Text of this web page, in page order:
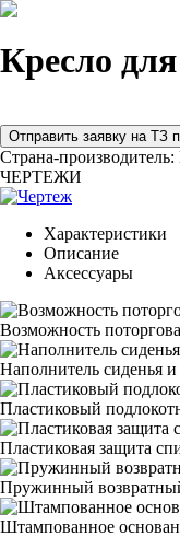
Кресло
Страна-производитель:
ЧЕРТЕЖИ
Характеристики
Описание
Аксессуары
Возможность
Наполнитель сиденья
Пластиковый
Пластиковая защита
Пружинный
Штампованное